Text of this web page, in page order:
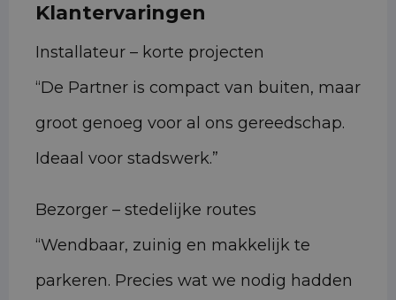
Klantervaringen
Installateur – korte projecten
“De Partner is compact van buiten, maar
groot genoeg voor al ons gereedschap.
Ideaal voor stadswerk.”
Bezorger – stedelijke routes
“Wendbaar, zuinig en makkelijk te
parkeren. Precies wat we nodig hadden